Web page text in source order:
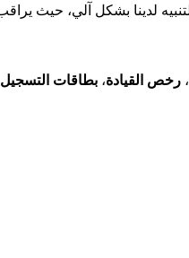
، رخص القيادة، بطاقات التسجيل